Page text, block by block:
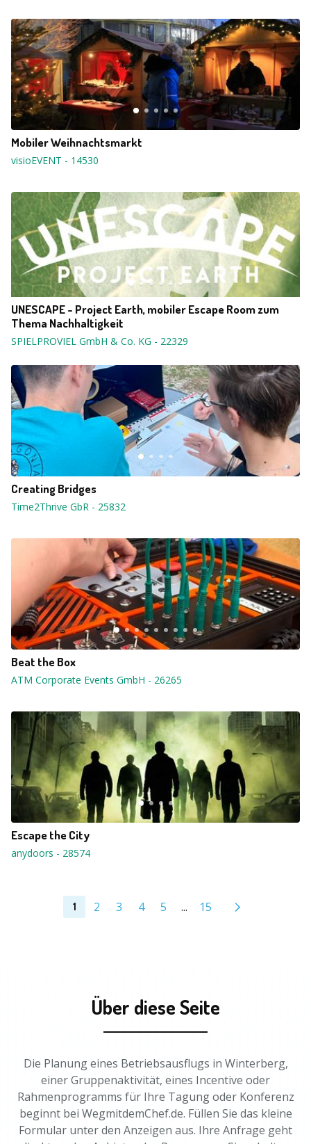
Mobiler Weihnachtsmarkt
visioEVENT - 14530
UNESCAPE - Project Earth, mobiler Escape Room zum
Thema Nachhaltigkeit
SPIELPROVIEL GmbH & Co. KG - 22329
Creating Bridges
Time2Thrive GbR - 25832
Beat the Box
ATM Corporate Events GmbH - 26265
Escape the City
anydoors - 28574
1 2 3 4 5 ... 15
Über diese Seite
Die Planung eines Betriebsausflugs in Winterberg,
einer Gruppenaktivität, eines Incentive oder
Rahmenprogramms für Ihre Tagung oder Konferenz
beginnt bei WegmitdemChef.de. Füllen Sie das kleine
Formular unter den Anzeigen aus. Ihre Anfrage geht